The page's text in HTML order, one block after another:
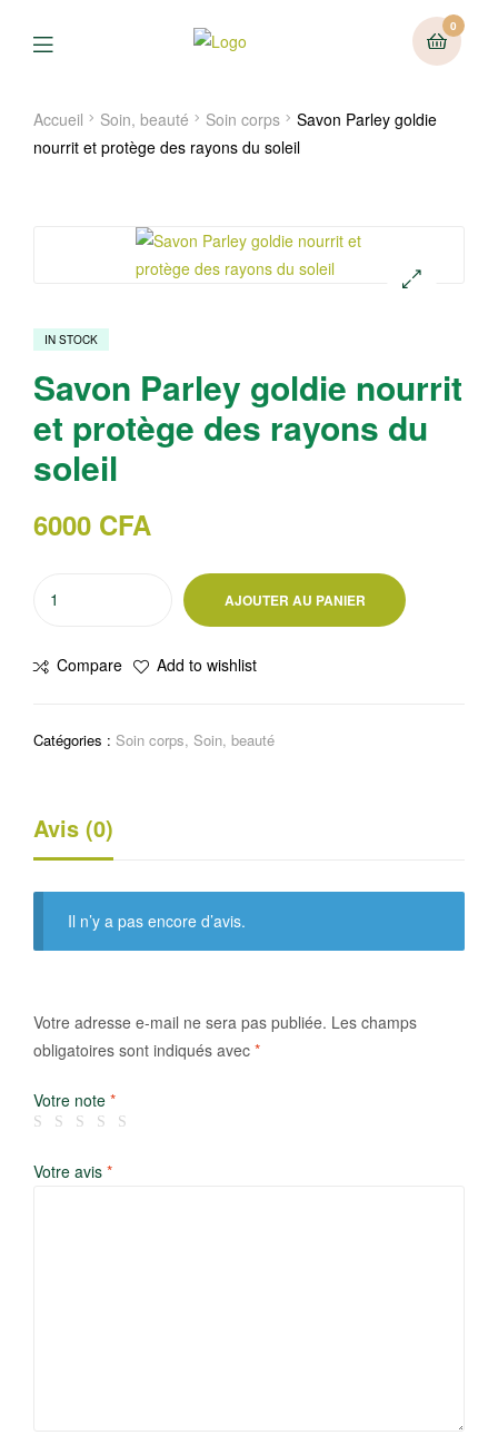
0
Menu
Accueil Soin, beauté Soin corps
Savon Parley goldie
nourrit et protège des rayons du soleil
IN STOCK
Savon Parley goldie nourrit
et protège des rayons du
soleil
6000 CFA
Parley
et
rayons
du
soleil
AJOUTER AU PANIER
Compare Add to wishlist
Catégories : Soin corps, Soin, beauté
Avis (0)
Il n’y a pas encore d’avis.
Votre adresse e-mail ne sera pas publiée. Les champs
obligatoires sont indiqués avec *
Votre note *
Votre avis *